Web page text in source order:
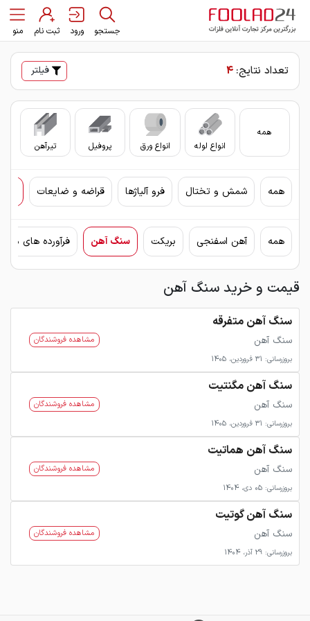
جستجو ورود ثبت نام منو
تعداد نتایج: 4 فیلتر
همه
انواع لوله
انواع ورق پروفیل تیرآهن
همه شمش و تختال فرو آلیاژها قراضه و ضایعات
همه آهن اسفنجی بریکت سنگ آهن فرآورده های
قیمت و خرید سنگ آهن
سنگ آهن متفرقه
سنگ آهن
بروزرسانی: 31 فروردین، 1405
مشاهده فروشندگان
سنگ آهن مگنتیت
سنگ آهن
بروزرسانی: 31 فروردین، 1405
مشاهده فروشندگان
سنگ آهن هماتیت
سنگ آهن
بروزرسانی: 05 دی، 1404
مشاهده فروشندگان
سنگ آهن گوتیت
سنگ آهن
بروزرسانی: 29 آذر، 1404
مشاهده فروشندگان